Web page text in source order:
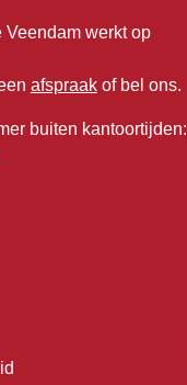
Veendam werkt op
afspraakof bel ons.
buiten kantoortijden: